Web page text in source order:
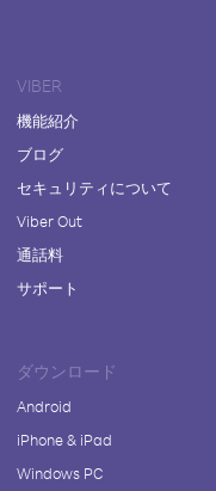
VIBER
機能紹介
ブログ
セキュリティについて
Viber Out
通話料
サポート
ダウンロード
Android
iPhone & iPad
Windows PC